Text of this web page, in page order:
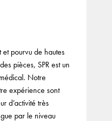
et pourvu de hautes
pièces, SPR est un
Notre
expérience sont
d’activité très
par le niveau